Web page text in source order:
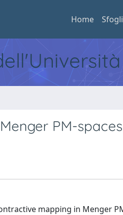
Home
PM-spaces
mapping in Menger